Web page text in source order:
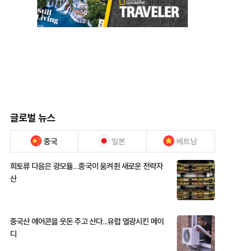
글로벌 뉴스
중국 일본 베트남
희토류 다음은 광모듈…중국이 움켜쥔 새로운 전략자
산
중국산 에어콘을 웃돈 주고 산다...유럽 열광시킨 메이
디